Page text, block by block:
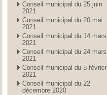
Conseil municipal du 25 juin
2021
Conseil municipal du 20 mai
2021
Conseil municipal du 14 mars
2021
Conseil municipal du 24 mars
2021
Conseil municipal du 5 février
2021
Conseil municipal du 22
décembre 2020